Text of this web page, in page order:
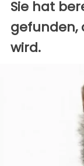
Sie hat
gefunden,
wird.